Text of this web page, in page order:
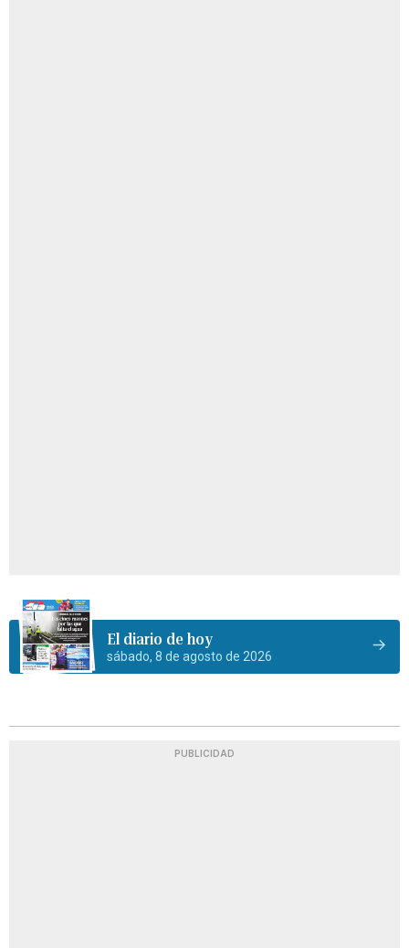
El diario de hoy
sábado, 8 de agosto de 2026
PUBLICIDAD